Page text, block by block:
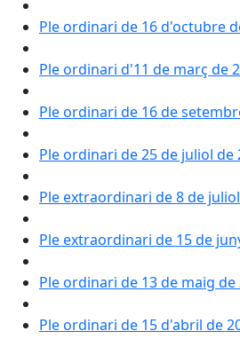
Ple ordinari de 16 d'octubre
Ple ordinari d'11 de març de
Ple ordinari de 16 de
Ple ordinari de 25 de juliol de
Ple extraordinari de 8 de
Ple extraordinari de 15 de
Ple ordinari de 13 de maig de
Ple ordinari de 15 d'abril de